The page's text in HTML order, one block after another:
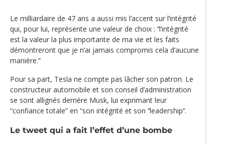
Le milliardaire de 47 ans a aussi mis l’accent sur l’intégrité
qui, pour lui, représente une valeur de choix : ‘‘l’intégrité
est la valeur la plus importante de ma vie et les faits
démontreront que je n’ai jamais compromis cela d’aucune
manière.”
Pour sa part, Tesla ne compte pas lâcher son patron. Le
constructeur automobile et son conseil d’administration
se sont allignés derrière Musk, lui exprimant leur
“confiance totale” en “son intégrité et son ‘‘leadership’‘.
Le tweet qui a fait l’effet d’une bombe